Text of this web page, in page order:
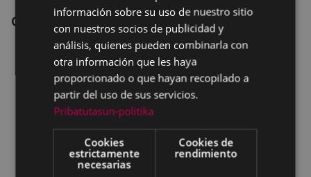
Contenidos relacionados
Las obras del bidegorri Azitain-Maltzaga se
iniciarán de forma inminente, según ha
adelantado el Departamento de Movilidad y
Ordenación del Territorio de la Diputación
Adjudicadas definitivamente las obras de
construcción del bidegorri Eibar-Maltzaga
Las obras del bidegorri Eibar-Maltzaga salen a
licitación y comenzarán en la primavera de 2019
información sobre su uso de nuestro sitio
con nuestros socios de publicidad y
análisis, quienes pueden combinarla con
otra información que les haya
proporcionado o que hayan recopilado a
partir del uso de sus servicios.
Pribatutasun-politika
Cookies
estrictamente
necesarias
Cookies de
rendimiento